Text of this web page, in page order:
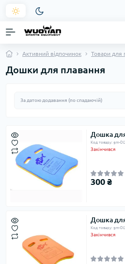
Активний відпочинок Товари для
Дошки для плавання
Дошка
Код товару: gm-
Закінчився
300 ₴
Дошка
Код товару: gm-
Закінчився